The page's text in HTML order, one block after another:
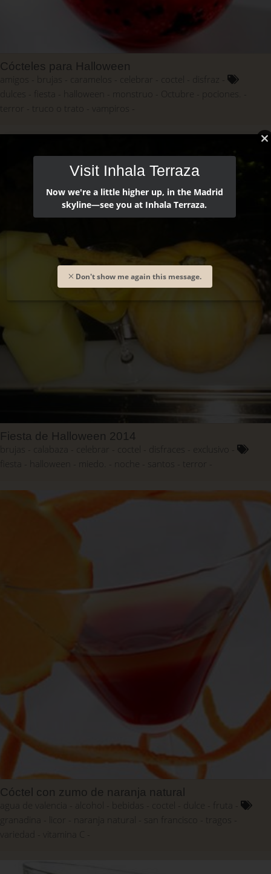
Cócteles para Halloween
amigos
caramelos celebrar coctel
disfraz
dulces
fiesta halloween monstruo Octubre
pociones.
terror
truco o trato vampiros
Fiesta de Halloween 2014
calabaza celebrar coctel disfraces
exclusivo
fiesta
halloween miedo. noche santos terror
Cóctel con zumo de naranja natural
agua de valencia
bebidas coctel dulce
fruta
granadina
naranja natural
tragos
variedad
vitamina C
Visit Inhala Terraza
Now we're a little higher up, in the Madrid
skyline—see you at Inhala Terraza.
Don't show me again this message.